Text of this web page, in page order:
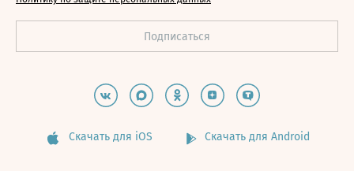
Скачать для iOS Скачать для Android